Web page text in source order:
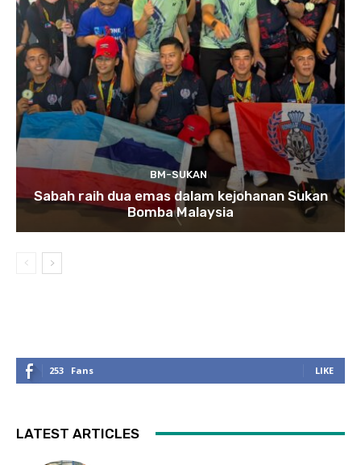
BM-SUKAN
Sabah raih dua emas dalam kejohanan Sukan
Bomba Malaysia
253 Fans LIKE
LATEST ARTICLES